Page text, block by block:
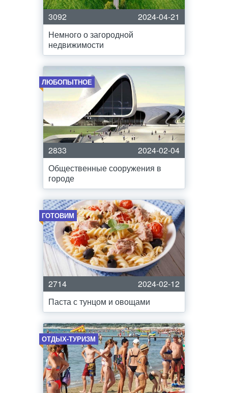
3092
2024-04-21
Немного о загородной
недвижимости
ЛЮБОПЫТНОЕ
2833
2024-02-04
Общественные сооружения в
городе
ГОТОВИМ
2714
2024-02-12
Паста с тунцом и овощами
ОТДЫХ-ТУРИЗМ